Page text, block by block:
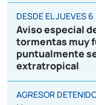
DESDE EL JUEVES 6
Aviso especial
tormentas muy
puntualmente
extratropical
AGRESOR